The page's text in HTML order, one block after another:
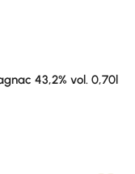
5 Sternen
43,2% vol. 0,70l